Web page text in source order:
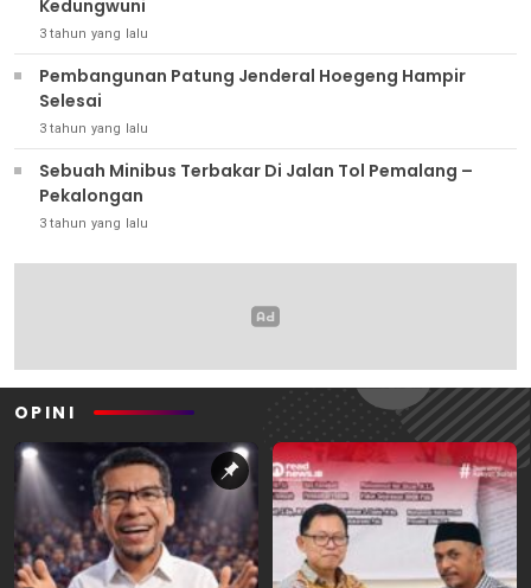
Kedungwuni
3 tahun yang lalu
Pembangunan Patung Jenderal Hoegeng Hampir
Selesai
3 tahun yang lalu
Sebuah Minibus Terbakar Di Jalan Tol Pemalang –
Pekalongan
3 tahun yang lalu
OPINI